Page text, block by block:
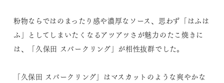
粉物ならではのまったり感や濃厚なソース、思わず「はふは
ふ」としてしまいたくなるアツアツさが魅力のたこ焼きに
は、「久保田 スパークリング」が相性抜群でした。
「久保田 スパークリング」はマスカットのような爽やかな